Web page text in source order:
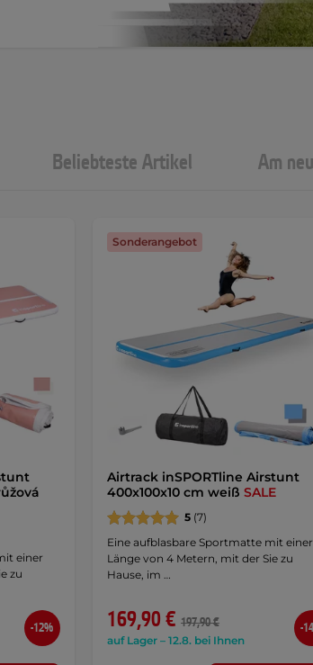
Beliebteste Artikel Am
einer
zu
-12%
Sonderangebot
Airtrack inSPORTline Airstunt
400x100x10 cm weiß SALE
5(7)
Eine aufblasbare Sportmatte mit einer
Länge von 4 Metern, mit der Sie zu
Hause, im …
169,90 € 197,90 €
auf Lager – 12.8. bei Ihnen
-